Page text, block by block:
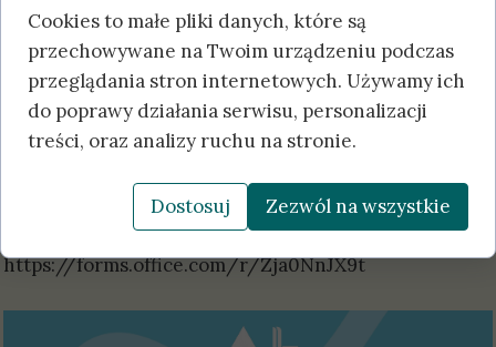
(Heineken, Aon,Marriott & more), з таких галузей, як:
адміністрація, фінанси, готельний бізнес та
багатоінших!Отримайте поради від експертів,
відвідайте презентації та візьміть участь у
співбесідах намісці.
Зареєструватися:
https://forms.office.com/r/Zja0NnJX9t
Cookies to małe pliki danych, które są
przechowywane na Twoim urządzeniu podczas
przeglądania stron internetowych. Używamy ich
do poprawy działania serwisu, personalizacji
treści, oraz analizy ruchu na stronie.
Dostosuj Zezwól na wszystkie